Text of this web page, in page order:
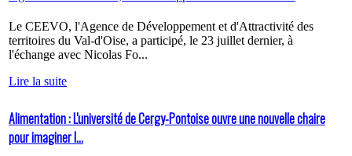
Le CEEVO, l'Agence de Développement et d'Attractivité des
territoires du Val-d'Oise, a participé, le 23 juillet dernier, à
l'échange avec Nicolas Fo...
Lire la suite
Alimentation : L'université de Cergy-Pontoise ouvre une nouvelle chaire
pour imaginer l...